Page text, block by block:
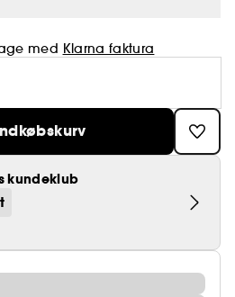
med Klarna faktura
kundeklub